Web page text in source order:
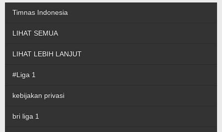
Timnas Indonesia
LIHAT SEMUA
LIHAT LEBIH LANJUT
#Liga 1
kebijakan privasi
bri liga 1